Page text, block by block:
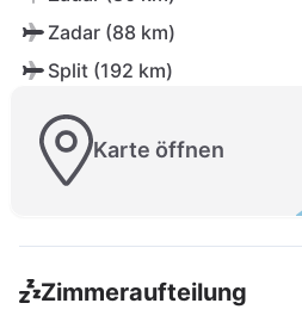
Zadar (88 km)
Split (192 km)
Karte öffnen
Zimmeraufteilung